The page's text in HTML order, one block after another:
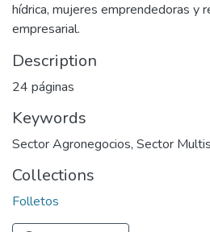
hídrica, mujeres emprendedoras y
empresarial.
Description
24 páginas
Keywords
Sector Agronegocios, Sector
Collections
Folletos